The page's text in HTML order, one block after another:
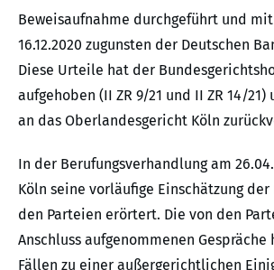
Beweisaufnahme durchgeführt und
16.12.2020 zugunsten der Deutschen
Diese Urteile hat der
aufgehoben (II ZR 9/21 und II ZR 14/21)
an das Oberlandesgericht Köln
In der Berufungsverhandlung am
Köln seine vorläufige Einschätzung
den Parteien erörtert. Die von den
Anschluss aufgenommenen Gespräche
Fällen zu einer außergerichtlichen